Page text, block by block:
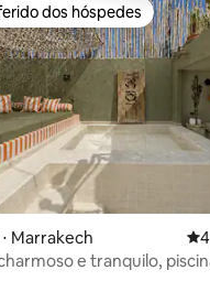
média de 5, 160
dos hóspedes
dos hóspedes
Marrakech
e tranquilo,